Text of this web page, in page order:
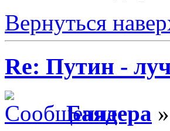
Вернуться
Re: Путин -
Баядера